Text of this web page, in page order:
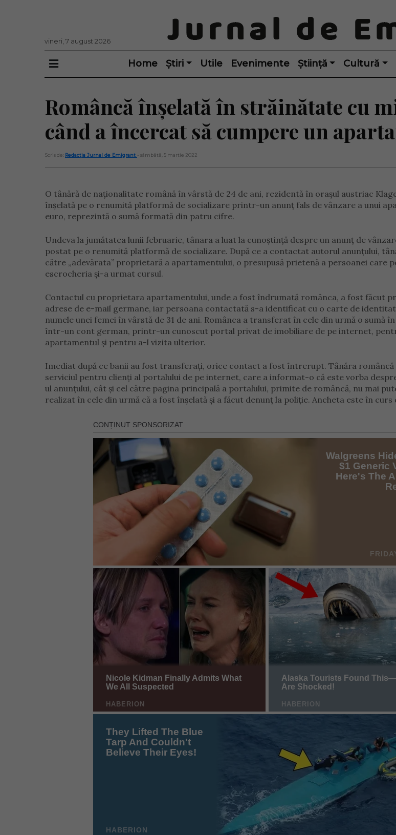
vineri, 7 august 2026
Home Știri Utile Evenimente Știință Cultură
Româncă înșelată în străinătate cu
când a încercat să cumpere un
Scris de: Redacția Jurnal de Emigrant - sâmbătă, 5 martie 2022
O tânără de naționalitate română în vârstă de 24 de ani, rezidentă în orașul austriac
înșelată pe o renumită platformă de socializare printr-un anunț fals de vânzare a unui
euro, reprezintă o sumă formată din patru cifre.
Undeva la jumătatea lunii februarie, tânara a luat la cunoștință despre un anunț de
postat pe o renumită platformă de socializare. După ce a contactat autorul anunțului,
către „adevărata” proprietară a apartamentului, o presupusă prietenă a persoanei care
escrocheria și-a urmat cursul.
Contactul cu proprietara apartamentului, unde a fost îndrumată românca, a fost făcut
adrese de e-mail germane, iar persoana contactată s-a identificat cu o carte de
numele unei femei în vârstă de 31 de ani. Românca a transferat în cele din urmă o sumă
într-un cont german, printr-un cunoscut portal privat de imobiliare de pe internet,
apartamentul și pentru a-l vizita ulterior.
Imediat după ce banii au fost transferați, orice contact a fost întrerupt. Tânăra
serviciul pentru clienți al portalului de pe internet, care a informat-o că este vorba
ul anunțului, cât și cel către pagina principală a portalului, primite de româncă, nu mai
realizat în cele din urmă că a fost înșelată și a făcut denunț la ​​poliție. Ancheta este în curs